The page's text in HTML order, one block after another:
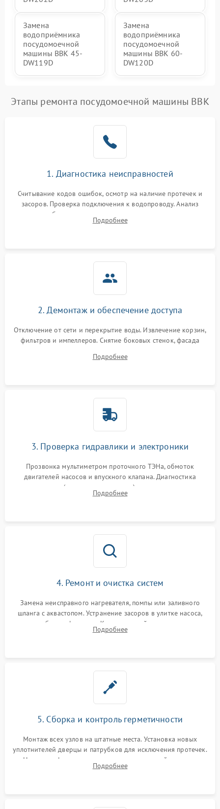
Замена
водоприёмника
посудомоечной
машины BBK 45-
DW119D
Замена
водоприёмника
посудомоечной
машины BBK 60-
DW120D
Этапы ремонта посудомоечной машины BBK
1. Диагностика неисправностей
Считывание кодов ошибок, осмотр на наличие протечек и
засоров. Проверка подключения к водопроводу. Анализ
жалоб на отсутствие слива, нагрева, вращения
разбрызгивателей или срабатывание системы защиты
Подробнее
2. Демонтаж и обеспечение доступа
Отключение от сети и перекрытие воды. Извлечение корзин,
фильтров и импеллеров. Снятие боковых стенок, фасада
циркуляционному насосу, ТЭНу и сливной помпе.
Подробнее
3. Проверка гидравлики и электроники
Прозвонка мультиметром проточного ТЭНа, обмоток
двигателей насосов и впускного клапана. Диагностика
прессостата (датчика уровня воды), датчика мутности,
концевика дверцы и электронного модуля управления.
Подробнее
4. Ремонт и очистка систем
Замена неисправного нагревателя, помпы или заливного
шланга с аквастопом. Устранение засоров в улитке насоса,
патрубках и фильтрах. Компонентный ремонт платы
управления, восстановление поврежденной проводки.
Подробнее
5. Сборка и контроль герметичности
Монтаж всех узлов на штатные места. Установка новых
уплотнителей дверцы и патрубков для исключения протечек.
Надежная фиксация хомутов гидравлической системы,
сборка корпуса и установка датчика поплавка.
Подробнее